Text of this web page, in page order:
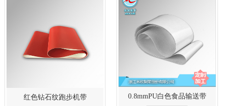
红色钻石纹跑步机带 0.8mmPU白色食品输送带